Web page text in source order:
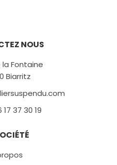
NOUS
la Fontaine
Biarritz
37 30 19